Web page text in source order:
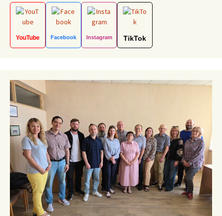
YouTube Facebook Instagram TikTok